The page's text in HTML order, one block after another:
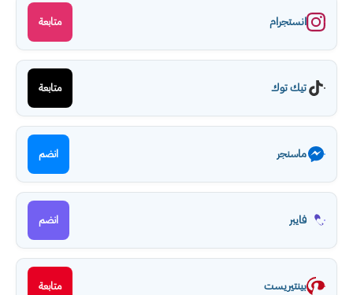
انستجرام متابعة
تيك توك متابعة
ماسنجر انضم
فايبر انضم
بينتيريست متابعة